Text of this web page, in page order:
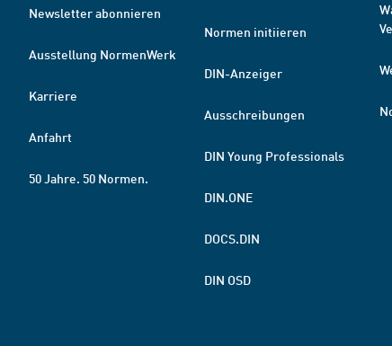
Newsletter abonnieren
Ausstellung NormenWerk
Karriere
Anfahrt
50 Jahre. 50 Normen.
Normen initiieren
DIN-Anzeiger
Ausschreibungen
DIN Young Professionals
DIN.ONE
DOCS.DIN
DIN OSD